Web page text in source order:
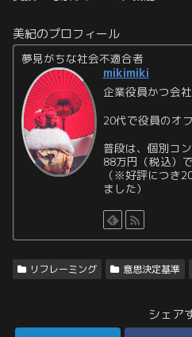
美紀のプロフィール
夢見がちな社会不適合者
mikimiki
企業役員かつ会
20代で役員のオ
普段は、個別コ
88万円（税込）
（※好評につき
ました）
リフレーミング 意思決定基準
シェア